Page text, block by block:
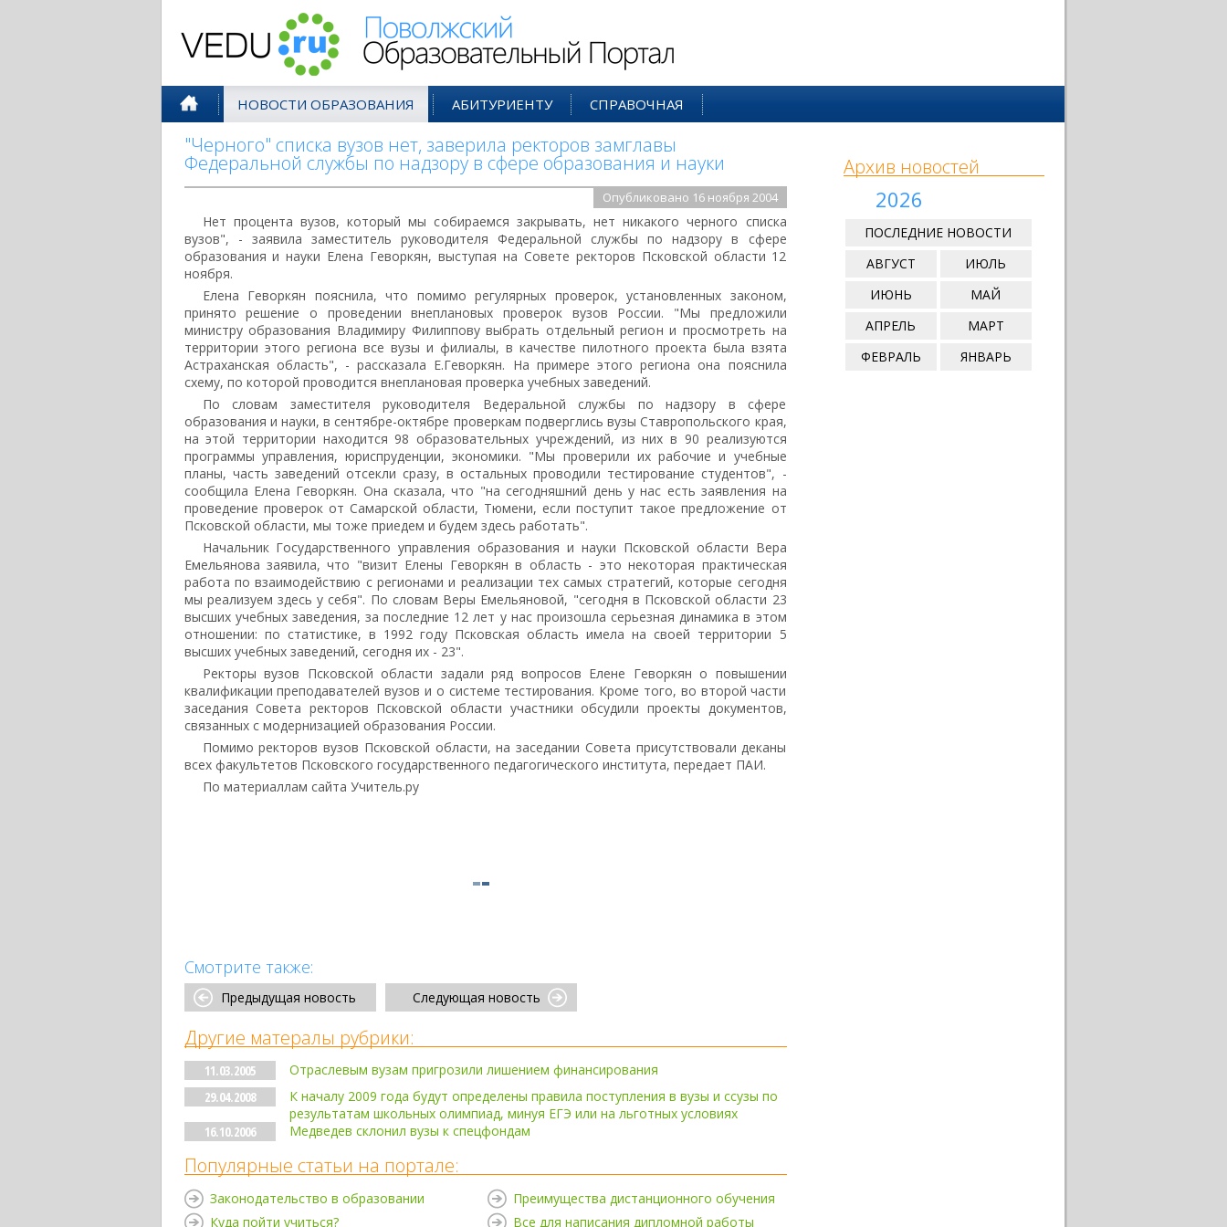
НОВОСТИ ОБРАЗОВАНИЯ АБИТУРИЕНТУ СПРАВОЧНАЯ
"Черного" списка вузов нет, заверила ректоров замглавы
Федеральной службы по надзору в сфере образования и науки
Опубликовано 16 ноября 2004
Нет процента вузов, который мы собираемся закрывать, нет никакого черного списка
вузов", - заявила заместитель руководителя Федеральной службы по надзору в сфере
образования и науки Елена Геворкян, выступая на Совете ректоров Псковской области 12
ноября.
Елена Геворкян пояснила, что помимо регулярных проверок, установленных законом,
принято решение о проведении внеплановых проверок вузов России. "Мы предложили
министру образования Владимиру Филиппову выбрать отдельный регион и просмотреть на
территории этого региона все вузы и филиалы, в качестве пилотного проекта была взята
Астраханская область", - рассказала Е.Геворкян. На примере этого региона она пояснила
схему, по которой проводится внеплановая проверка учебных заведений.
По словам заместителя руководителя Ведеральной службы по надзору в сфере
образования и науки, в сентябре-октябре проверкам подверглись вузы Ставропольского края,
на этой территории находится 98 образовательных учреждений, из них в 90 реализуются
программы управления, юриспруденции, экономики. "Мы проверили их рабочие и учебные
планы, часть заведений отсекли сразу, в остальных проводили тестирование студентов", -
сообщила Елена Геворкян. Она сказала, что "на сегодняшний день у нас есть заявления на
проведение проверок от Самарской области, Тюмени, если поступит такое предложение от
Псковской области, мы тоже приедем и будем здесь работать".
Начальник Государственного управления образования и науки Псковской области Вера
Емельянова заявила, что "визит Елены Геворкян в область - это некоторая практическая
работа по взаимодействию с регионами и реализации тех самых стратегий, которые сегодня
мы реализуем здесь у себя". По словам Веры Емельяновой, "сегодня в Псковской области 23
высших учебных заведения, за последние 12 лет у нас произошла серьезная динамика в этом
отношении: по статистике, в 1992 году Псковская область имела на своей территории 5
высших учебных заведений, сегодня их - 23".
Ректоры вузов Псковской области задали ряд вопросов Елене Геворкян о повышении
квалификации преподавателей вузов и о системе тестирования. Кроме того, во второй части
заседания Совета ректоров Псковской области участники обсудили проекты документов,
связанных с модернизацией образования России.
Помимо ректоров вузов Псковской области, на заседании Совета присутствовали деканы
всех факультетов Псковского государственного педагогического института, передает ПАИ.
По материаллам сайта Учитель.ру
Смотрите также:
Предыдущая новость Следующая новость
Другие матералы рубрики:
11.03.2005
Отраслевым вузам пригрозили лишением финансирования
29.04.2008
К началу 2009 года будут определены правила поступления в вузы и ссузы по
результатам школьных олимпиад, минуя ЕГЭ или на льготных условиях
16.10.2006
Медведев склонил вузы к спецфондам
Популярные статьи на портале:
Законодательство в образовании
Куда пойти учиться?
Преимущества дистанционного обучения
Все для написания дипломной работы
Архив новостей
2026
ПОСЛЕДНИЕ НОВОСТИ
АВГУСТ
ИЮЛЬ
ИЮНЬ
МАЙ
АПРЕЛЬ
МАРТ
ФЕВРАЛЬ
ЯНВАРЬ